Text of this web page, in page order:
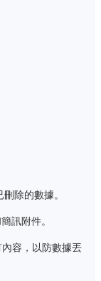
除的數據。
訊附件。
容，以防數據丟